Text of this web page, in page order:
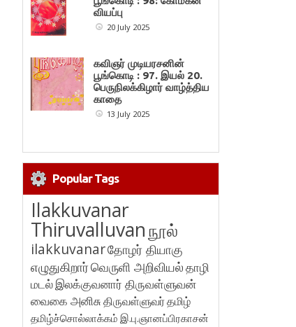
வியப்பு
20 July 2025
கவிஞர் முடியரசனின்
பூங்கொடி : 97. இயல் 20.
பெருநிலக்கிழார் வாழ்த்திய
காதை
13 July 2025
Popular Tags
Ilakkuvanar
Thiruvalluvanநூல்
ilakkuvanarதோழர் தியாகு
எழுதுகிறார்வெருளி அறிவியல்தாழி
மடல்இலக்குவனார் திருவள்ளுவன்
வைகை அனிசுதிருவள்ளுவர்தமிழ்
தமிழ்ச்சொல்லாக்கம் இ.பு.ஞானப்பிரகாசன்